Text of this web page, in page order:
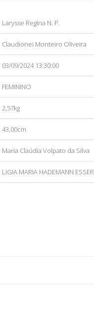
Larysse Regina N. P.
Claudionei Monteiro Oliveira
03/09/2024 13:30:00
FEMININO
2,57kg
43,00cm
Maria Claúdia Volpato da Silva
LIGIA MARIA HADEMANN ESSER